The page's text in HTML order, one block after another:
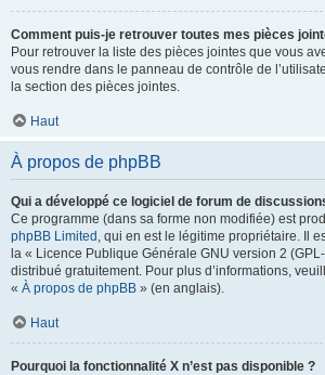
Comment puis-je retrouver toutes mes pièces
Pour retrouver la liste des pièces jointes que vous
vous rendre dans le panneau de contrôle de
la section des pièces jointes.
Haut
À propos de phpBB
Qui a développé ce logiciel de forum de
Ce programme (dans sa forme non modifiée) est
phpBB Limited , qui en est le légitime propriétaire. Il
la « Licence Publique Générale GNU version 2
distribué gratuitement. Pour plus d’informations,
« À propos de phpBB » (en anglais).
Haut
Pourquoi la fonctionnalité X n’est pas disponible ?